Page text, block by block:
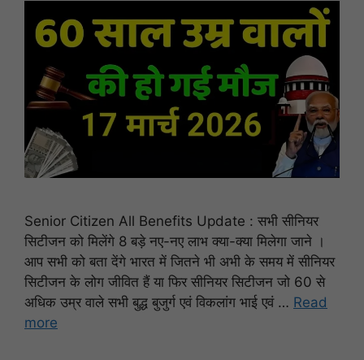
Senior Citizen All Benefits Update : सभी सीनियर
सिटीजन को मिलेंगे 8 बड़े नए-नए लाभ क्या-क्या मिलेगा जाने ।
आप सभी को बता देंगे भारत में जितने भी अभी के समय में सीनियर
सिटीजन के लोग जीवित हैं या फिर सीनियर सिटीजन जो 60 से
अधिक उम्र वाले सभी बुद्ध बुजुर्ग एवं विकलांग भाई एवं … Read
more